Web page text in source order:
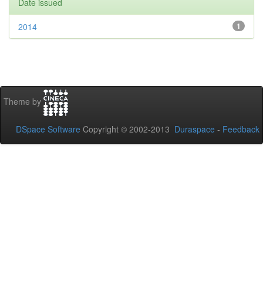
Date issued
1
2014
Theme by
DSpace Software Copyright © 2002-2013 Duraspace - Feedback